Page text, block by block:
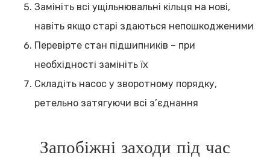
Замініть всі ущільнювальні кільця на нові,
навіть якщо старі здаються непошкодженими
Перевірте стан підшипників – при
необхідності замініть їх
Складіть насос у зворотному порядку,
ретельно затягуючи всі з’єднання
Запобіжні заходи під час